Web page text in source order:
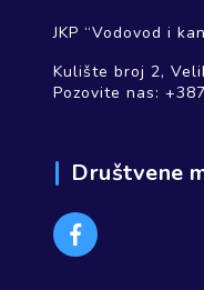
JKP “Vodovod i
Kulište broj 2,
Pozovite nas:
Društvene
Facebook